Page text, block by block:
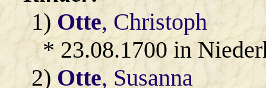
1)Otte, Christoph
* 23.08.1700 in
2)Otte, Susanna